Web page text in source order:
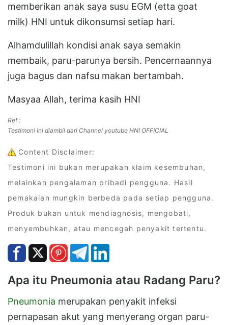
memberikan anak saya susu EGM (etta goat
milk) HNI untuk dikonsumsi setiap hari.
Alhamdulillah kondisi anak saya semakin
membaik, paru-parunya bersih. Pencernaannya
juga bagus dan nafsu makan bertambah.
Masyaa Allah, terima kasih HNI
Ref :
Testimoni ini diambil dari Channel youtube HNI OFFICIAL
Content Disclaimer:
Testimoni ini bukan merupakan klaim kesembuhan,
melainkan pengalaman pribadi pengguna. Hasil
pemakaian mungkin berbeda pada setiap pengguna.
Produk bukan untuk mendiagnosis, mengobati,
menyembuhkan, atau mencegah penyakit tertentu.
Apa itu Pneumonia atau Radang Paru?
Pneumonia merupakan penyakit infeksi
pernapasan akut yang menyerang organ paru-